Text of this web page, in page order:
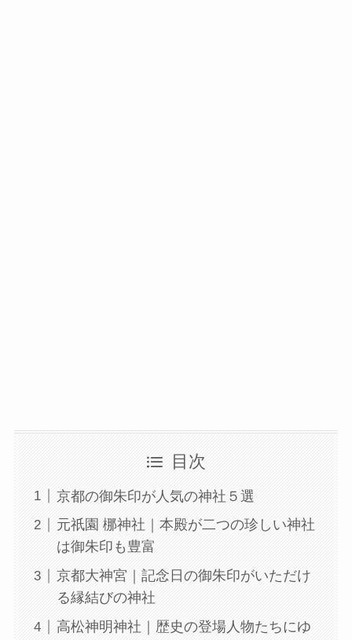
目次
京都の御朱印が人気の神社５選
元祇園 梛神社｜本殿が二つの珍しい神社
は御朱印も豊富
京都大神宮｜記念日の御朱印がいただけ
る縁結びの神社
高松神明神社｜歴史の登場人物たちにゆ